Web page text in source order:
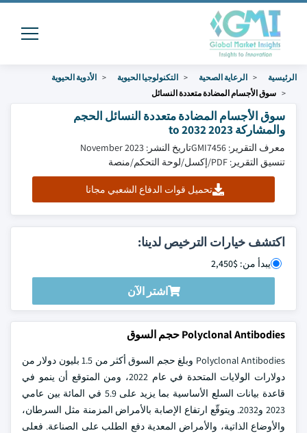
الرئيسية الرعاية الصحية التكنولوجيا الحيوية
الأدوية الحيوية
سوق الأجسام المضادة متعددة النسائل
سوق الأجسام المضادة متعددة النسائل الحجم
والمشاركة 2023 to 2032
معرف التقرير: GMI7456
تاريخ النشر: November 2023
تنسيق التقرير: PDF/إكسل/لوحة التحكم/منصة
تحميل قوات الدفاع الشعبي مجانا
اكتشف خيارات الترخيص لدينا:
يبدأ من: $2,450
اشتر الآن
Polyclonal Antibodies حجم السوق
Polyclonal Antibodies وبلغ حجم السوق أكثر من 1.5 بليون دولار من
دولارات الولايات المتحدة في عام 2022، ومن المتوقع أن ينمو في
قاعدة بيانات السلع الأساسية بما يزيد على 5.9 في المائة بين عامي
2023 و2032. ويتوقّع ارتفاع الإصابة بالأمراض المزمنة مثل السرطان،
والأوضاع الذاتية، والأمراض المعدية دفع الطلب على الصناعة. فعلى